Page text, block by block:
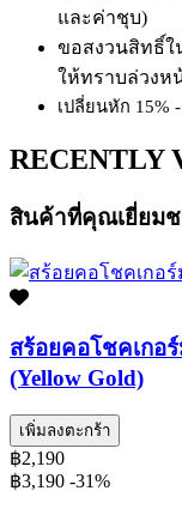
และค่าชุบ)
ขอสงวนสิทธิ์ใ
ให้ทราบล่วงห
เปลี่ยนหัก 15%
RECENTLY
สินค้าที่คุณเยี่ยม
สร้อยคอโชคเกอ
(Yellow Gold)
เพิ่มลงตะกร้า
฿2,190
฿3,190 -31%